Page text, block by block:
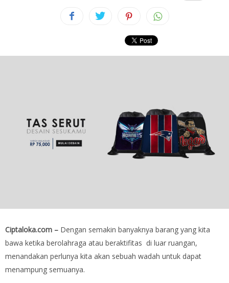
Ciptaloka.com – Dengan semakin banyaknya barang yang kita
bawa ketika berolahraga atau beraktifitas di luar ruangan,
menandakan perlunya kita akan sebuah wadah untuk dapat
menampung semuanya.